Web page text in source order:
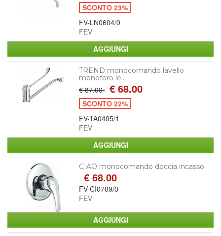
SCONTO 23%
FV-LN0604/0
FEV
TREND monocomando lavello
monoforo le...
€ 87.00 € 68.00
SCONTO 22%
FV-TA0405/1
FEV
CIAO monocomando doccia incasso
€ 68.00
FV-CI0709/0
FEV